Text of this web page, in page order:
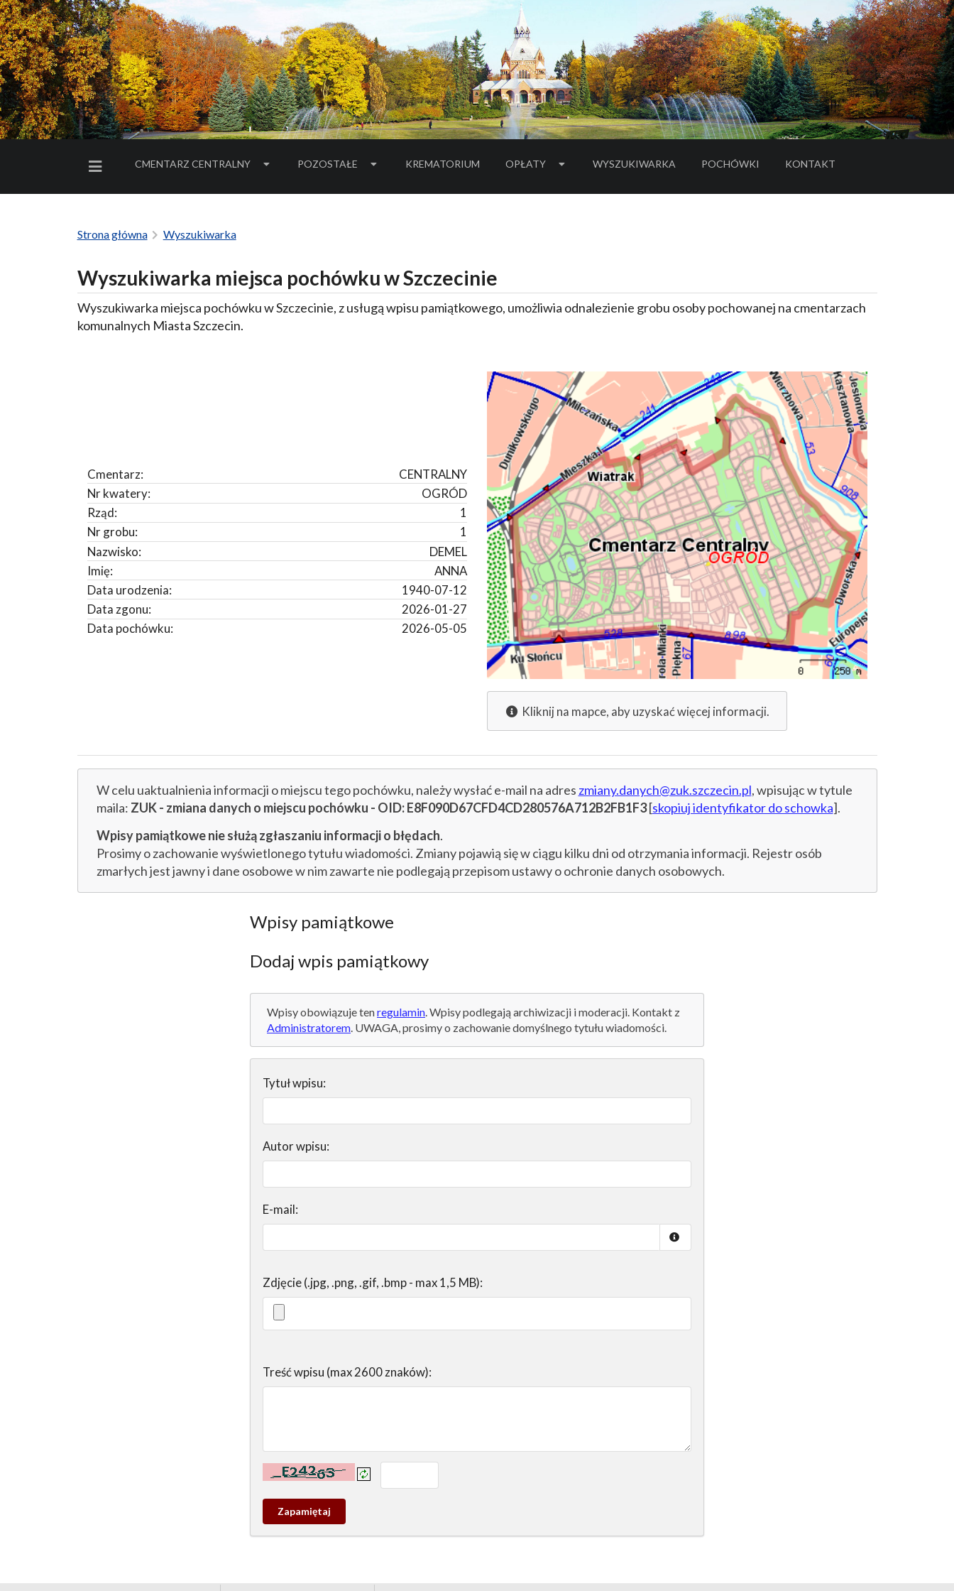
MENU BOCZNE
CMENTARZ CENTRALNY POZOSTAŁE KREMATORIUM OPŁATY WYSZUKIWARKA POCHÓWKI
- LINK DO SERWISU ZEWNĘTRZNEGO
KONTAKT
Strona główna Wyszukiwarka
Wyszukiwarka miejsca pochówku w Szczecinie
Wyszukiwarka miejsca pochówku w Szczecinie, z usługą wpisu pamiątkowego, umożliwia odnalezienie grobu osoby pochowanej na cmentarzach
komunalnych Miasta Szczecin.
CENTRALNY
Cmentarz:
OGRÓD
Nr kwatery:
1
Rząd:
1
Nr grobu:
DEMEL
Nazwisko:
ANNA
Imię:
1940-07-12
Data urodzenia:
2026-01-27
Data zgonu:
2026-05-05
Data pochówku:
Kliknij na mapce, aby uzyskać więcej informacji.
W celu uaktualnienia informacji o miejscu tego pochówku, należy wysłać e-mail na adres zmiany.danych@zuk.szczecin.pl, wpisując w tytule
maila: ZUK - zmiana danych o miejscu pochówku - OID: E8F090D67CFD4CD280576A712B2FB1F3[skopiuj identyfikator do schowka].
Wpisy pamiątkowe nie służą zgłaszaniu informacji o błędach.
Prosimy o zachowanie wyświetlonego tytułu wiadomości. Zmiany pojawią się w ciągu kilku dni od otrzymania informacji. Rejestr osób
zmarłych jest jawny i dane osobowe w nim zawarte nie podlegają przepisom ustawy o ochronie danych osobowych.
Wpisy pamiątkowe
Dodaj wpis pamiątkowy
Wpisy obowiązuje tenregulamin . Wpisy podlegają archiwizacji i moderacji. Kontakt z
Administratorem . UWAGA, prosimy o zachowanie domyślnego tytułu wiadomości.
Tytuł wpisu:
Autor wpisu:
E-mail:
Zdjęcie (.jpg, .png, .gif, .bmp - max 1,5 MB):
Treść wpisu (max 2600 znaków):
Kontrola - wprowadź tekst z obrazka:
Zapamietaj
wpis